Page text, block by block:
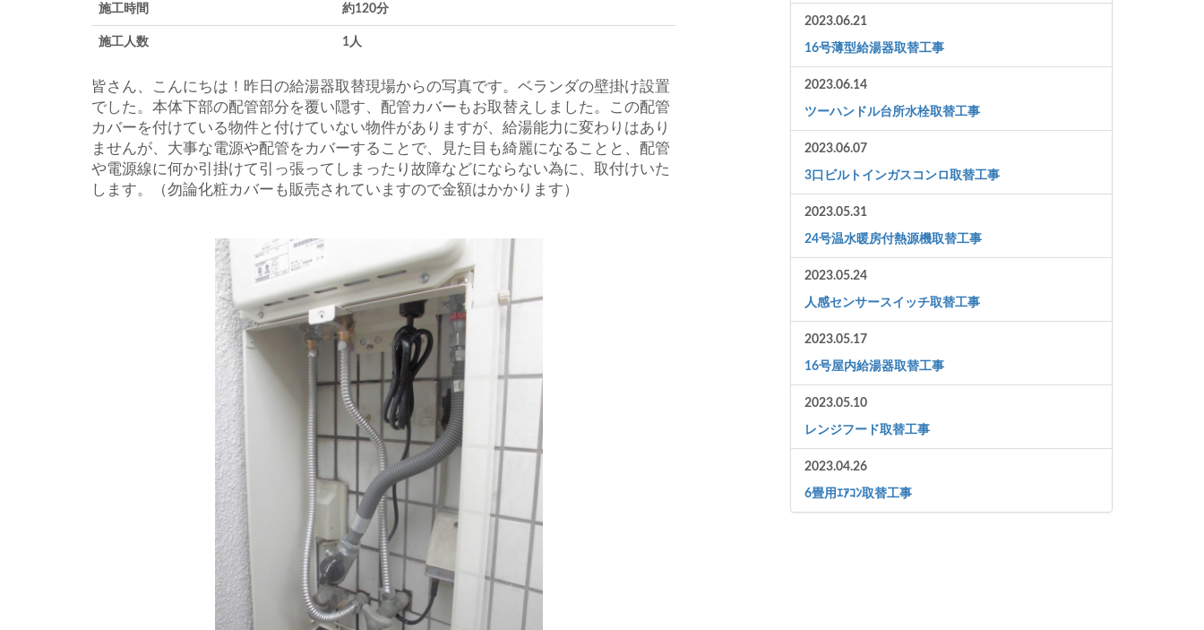
施工時間 約120分
施工人数 1人
皆さん、こんにちは！昨日の給湯器取替現場からの写真です。ベランダの壁掛け設置
でした。本体下部の配管部分を覆い隠す、配管カバーもお取替えしました。この配管
カバーを付けている物件と付けていない物件がありますが、給湯能力に変わりはあり
ませんが、大事な電源や配管をカバーすることで、見た目も綺麗になることと、配管
や電源線に何か引掛けて引っ張ってしまったり故障などにならない為に、取付けいた
します。（勿論化粧カバーも販売されていますので金額はかかります）
2023.06.21
16号薄型給湯器取替工事
2023.06.14
ツーハンドル台所水栓取替工事
2023.06.07
3口ビルトインガスコンロ取替工事
2023.05.31
24号温水暖房付熱源機取替工事
2023.05.24
人感センサースイッチ取替工事
2023.05.17
16号屋内給湯器取替工事
2023.05.10
レンジフード取替工事
2023.04.26
6畳用ｴｱｺﾝ取替工事